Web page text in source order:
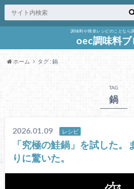
調味料や簡単レシピのことなら
oec調味料ブ
ホーム タグ : 鍋
TAG
鍋
2026.01.09 レシピ
「究極の鮭鍋」を試した
りに驚いた。